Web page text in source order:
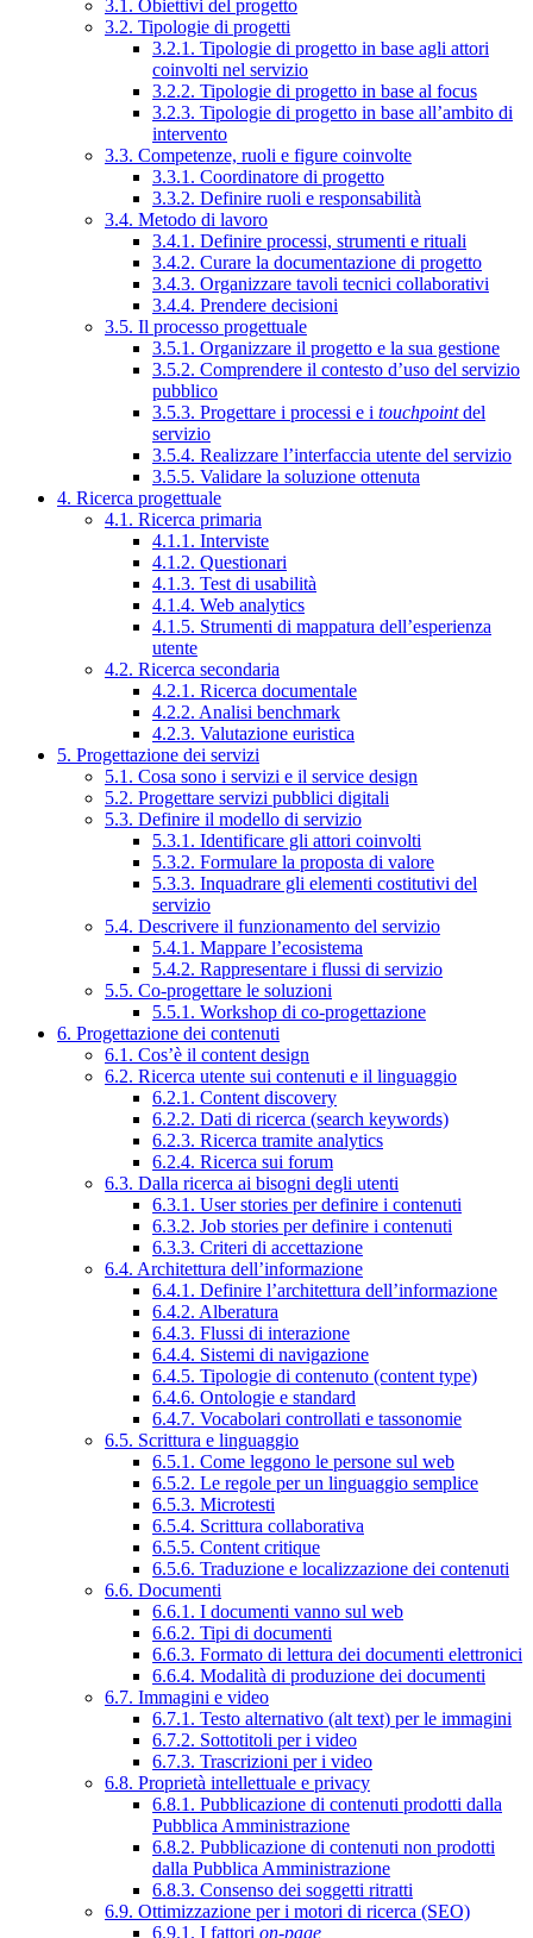
3.1. Obiettivi del progetto
3.2. Tipologie di progetti
3.2.1. Tipologie di progetto in base agli attori
coinvolti nel servizio
3.2.2. Tipologie di progetto in base al focus
3.2.3. Tipologie di progetto in base all’ambito di
intervento
3.3. Competenze, ruoli e figure coinvolte
3.3.1. Coordinatore di progetto
3.3.2. Definire ruoli e responsabilità
3.4. Metodo di lavoro
3.4.1. Definire processi, strumenti e rituali
3.4.2. Curare la documentazione di progetto
3.4.3. Organizzare tavoli tecnici collaborativi
3.4.4. Prendere decisioni
3.5. Il processo progettuale
3.5.1. Organizzare il progetto e la sua gestione
3.5.2. Comprendere il contesto d’uso del servizio
pubblico
3.5.3. Progettare i processi e i touchpointdel
servizio
3.5.4. Realizzare l’interfaccia utente del servizio
3.5.5. Validare la soluzione ottenuta
4. Ricerca progettuale
4.1. Ricerca primaria
4.1.1. Interviste
4.1.2. Questionari
4.1.3. Test di usabilità
4.1.4. Web analytics
4.1.5. Strumenti di mappatura dell’esperienza
utente
4.2. Ricerca secondaria
4.2.1. Ricerca documentale
4.2.2. Analisi benchmark
4.2.3. Valutazione euristica
5. Progettazione dei servizi
5.1. Cosa sono i servizi e il service design
5.2. Progettare servizi pubblici digitali
5.3. Definire il modello di servizio
5.3.1. Identificare gli attori coinvolti
5.3.2. Formulare la proposta di valore
5.3.3. Inquadrare gli elementi costitutivi del
servizio
5.4. Descrivere il funzionamento del servizio
5.4.1. Mappare l’ecosistema
5.4.2. Rappresentare i flussi di servizio
5.5. Co-progettare le soluzioni
5.5.1. Workshop di co-progettazione
6. Progettazione dei contenuti
6.1. Cos’è il content design
6.2. Ricerca utente sui contenuti e il linguaggio
6.2.1. Content discovery
6.2.2. Dati di ricerca (search keywords)
6.2.3. Ricerca tramite analytics
6.2.4. Ricerca sui forum
6.3. Dalla ricerca ai bisogni degli utenti
6.3.1. User stories per definire i contenuti
6.3.2. Job stories per definire i contenuti
6.3.3. Criteri di accettazione
6.4. Architettura dell’informazione
6.4.1. Definire l’architettura dell’informazione
6.4.2. Alberatura
6.4.3. Flussi di interazione
6.4.4. Sistemi di navigazione
6.4.5. Tipologie di contenuto (content type)
6.4.6. Ontologie e standard
6.4.7. Vocabolari controllati e tassonomie
6.5. Scrittura e linguaggio
6.5.1. Come leggono le persone sul web
6.5.2. Le regole per un linguaggio semplice
6.5.3. Microtesti
6.5.4. Scrittura collaborativa
6.5.5. Content critique
6.5.6. Traduzione e localizzazione dei contenuti
6.6. Documenti
6.6.1. I documenti vanno sul web
6.6.2. Tipi di documenti
6.6.3. Formato di lettura dei documenti elettronici
6.6.4. Modalità di produzione dei documenti
6.7. Immagini e video
6.7.1. Testo alternativo (alt text) per le immagini
6.7.2. Sottotitoli per i video
6.7.3. Trascrizioni per i video
6.8. Proprietà intellettuale e privacy
6.8.1. Pubblicazione di contenuti prodotti dalla
Pubblica Amministrazione
6.8.2. Pubblicazione di contenuti non prodotti
dalla Pubblica Amministrazione
6.8.3. Consenso dei soggetti ritratti
6.9. Ottimizzazione per i motori di ricerca (SEO)
6.9.1. I fattori on-page